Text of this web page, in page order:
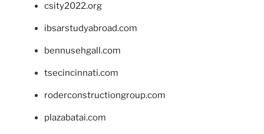
csity2022.org
ibsarstudyabroad.com
bennusehgall.com
tsecincinnati.com
roderconstructiongroup.com
plazabatai.com